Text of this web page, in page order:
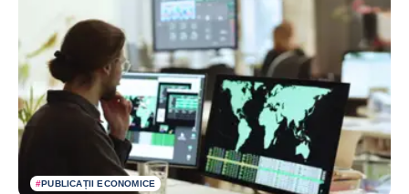
#PUBLICAȚII ECONOMICE